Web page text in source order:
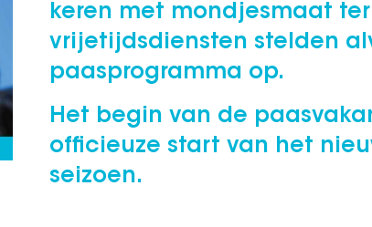
keren met mondjesmaat
vrijetijdsdiensten stelden
paasprogramma op.
Het begin van de
officieuze start van het
seizoen.